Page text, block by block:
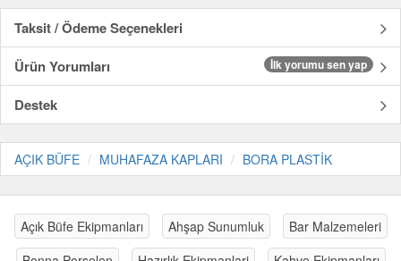
Taksit / Ödeme Seçenekleri
Ürün Yorumları
İlk yorumu sen yap
Destek
AÇIK BÜFE MUHAFAZA KAPLARI BORA PLASTİK
Açık Büfe Ekipmanları Ahşap Sunumluk
Bar Malzemeleri